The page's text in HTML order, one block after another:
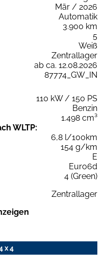
Mär / 2026
Automatik
3.900 km
5
Weiß
Zentrallager
ab ca. 12.08.2026
87774_GW_IN
110 kW / 150 PS
Benzin
1.498 cm³
WLTP:
6,8 l/100km
154 g/km
E
Euro6d
4 (Green)
Zentrallager
x 4